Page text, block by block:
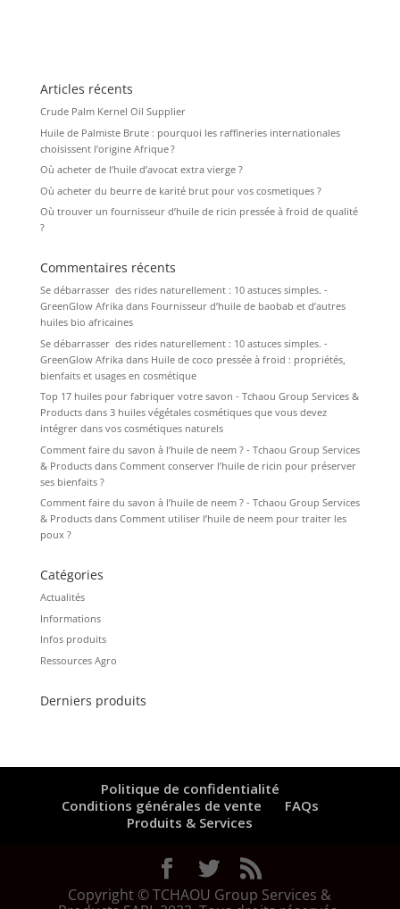
Articles récents
Crude Palm Kernel Oil Supplier
Huile de Palmiste Brute : pourquoi les raffineries internationales
choisissent l’origine Afrique ?
Où acheter de l’huile d’avocat extra vierge ?
Où acheter du beurre de karité brut pour vos cosmetiques ?
Où trouver un fournisseur d’huile de ricin pressée à froid de qualité
?
Commentaires récents
Se débarrasser des rides naturellement : 10 astuces simples. -
GreenGlow Afrikadans Fournisseur d’huile de baobab et d’autres
huiles bio africaines
Se débarrasser des rides naturellement : 10 astuces simples. -
GreenGlow Afrikadans Huile de coco pressée à froid : propriétés,
bienfaits et usages en cosmétique
Top 17 huiles pour fabriquer votre savon - Tchaou Group Services &
Productsdans 3 huiles végétales cosmétiques que vous devez
intégrer dans vos cosmétiques naturels
Comment faire du savon à l’huile de neem ? - Tchaou Group Services
& Productsdans Comment conserver l’huile de ricin pour préserver
ses bienfaits ?
Comment faire du savon à l’huile de neem ? - Tchaou Group Services
& Productsdans Comment utiliser l’huile de neem pour traiter les
poux ?
Catégories
Actualités
Informations
Infos produits
Ressources Agro
Derniers produits
Politique de confidentialité
Conditions générales de vente
FAQs
Produits & Services
Copyright © TCHAOU Group Services &